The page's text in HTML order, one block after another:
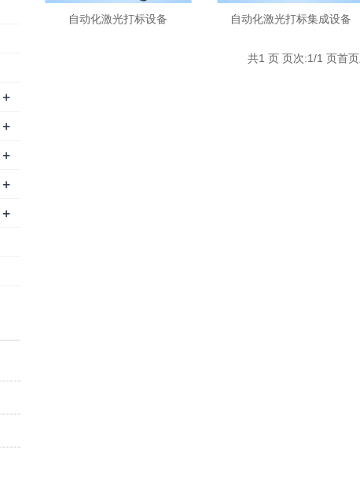
自动化激光打标设备 自动化激光打标集成设备
共1 页 页次:1/1 页首页
+
+
+
+
+